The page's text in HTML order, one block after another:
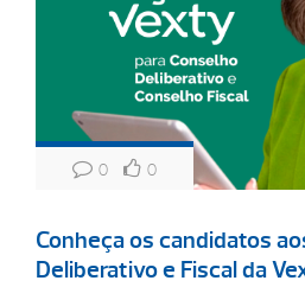
0 0
Conheça os candidatos
Deliberativo e Fiscal da